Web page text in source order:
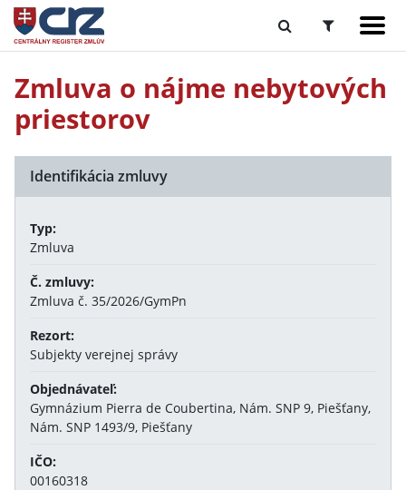
Zmluva o nájme nebytových
priestorov
Identifikácia zmluvy
Typ:
Zmluva
Č. zmluvy:
Zmluva č. 35/2026/GymPn
Rezort:
Subjekty verejnej správy
Objednávateľ:
Gymnázium Pierra de Coubertina, Nám. SNP 9, Piešťany,
Nám. SNP 1493/9, Piešťany
IČO:
00160318